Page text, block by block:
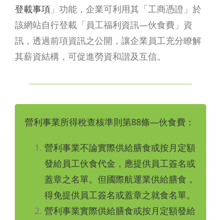
登載事項」功能，企業可利用其「工商憑證」於
該網站自行登載「員工福利資訊—伙食費」資
訊，透過前項資訊之公開，讓企業員工充分瞭解
其薪資結構，可促進勞資和諧及互信。
營利事業所得稅查核準則第88條—伙食費：
營利事業不論實際供給膳食或按月定額
發給員工伙食代金，應提供員工簽名或
蓋章之名單。但國際航運業供給膳食，
得免提供員工簽名或蓋章之就食名單。
營利事業實際供給膳食或按月定額發給